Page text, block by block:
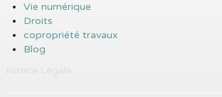
Vie numérique
Droits
copropriété travaux
Blog